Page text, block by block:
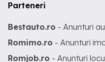
Parteneri
Bestauto.ro - Anunturi
Romimo.ro - Anunturi
Romjob.ro - Anunturi